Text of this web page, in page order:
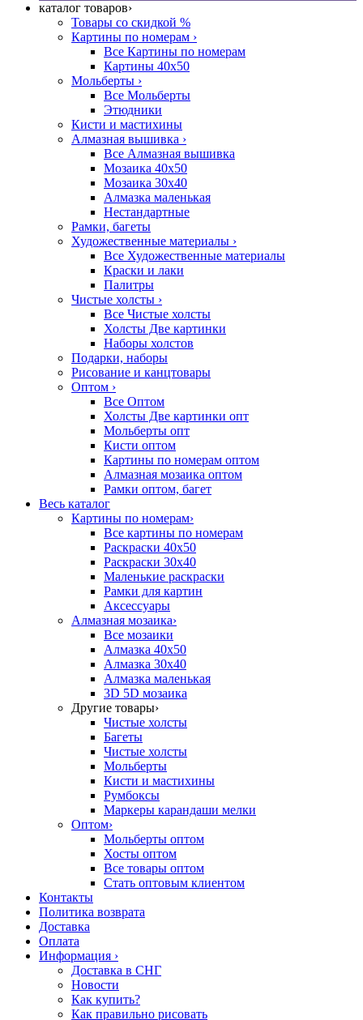
каталог товаров›
Товары со скидкой %
Картины по номерам ›
Все Картины по номерам
Картины 40x50
Мольберты ›
Все Мольберты
Этюдники
Кисти и мастихины
Алмазная вышивка ›
Все Алмазная вышивка
Мозаика 40x50
Мозаика 30x40
Алмазка маленькая
Нестандартные
Рамки, багеты
Художественные материалы ›
Все Художественные материалы
Краски и лаки
Палитры
Чистые холсты ›
Все Чистые холсты
Холсты Две картинки
Наборы холстов
Подарки, наборы
Рисование и канцтовары
Оптом ›
Все Оптом
Холсты Две картинки опт
Мольберты опт
Кисти оптом
Картины по номерам оптом
Алмазная мозаика оптом
Рамки оптом, багет
Весь каталог
Картины по номерам›
Все картины по номерам
Раскраски 40х50
Раскраски 30х40
Маленькие раскраски
Рамки для картин
Аксессуары
Алмазная мозаика›
Все мозаики
Алмазка 40х50
Алмазка 30х40
Алмазка маленькая
3D 5D мозаика
Другие товары›
Чистые холсты
Багеты
Чистые холсты
Мольберты
Кисти и мастихины
Румбоксы
Маркеры карандаши мелки
Оптом›
Мольберты оптом
Хосты оптом
Все товары оптом
Стать оптовым клиентом
Контакты
Политика возврата
Доставка
Оплата
Информация ›
Доставка в СНГ
Новости
Как купить?
Как правильно рисовать